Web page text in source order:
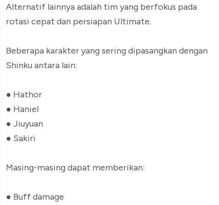
Alternatif lainnya adalah tim yang berfokus pada
rotasi cepat dan persiapan Ultimate.
Beberapa karakter yang sering dipasangkan dengan
Shinku antara lain:
● Hathor
● Haniel
● Jiuyuan
● Sakiri
Masing-masing dapat memberikan:
● Buff damage